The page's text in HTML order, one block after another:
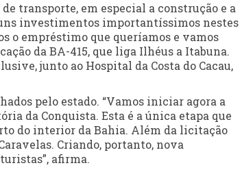
transporte, em especial a construção e a
investimentos importantíssimos nestes
o empréstimo que queríamos e vamos
da BA-415, que liga Ilhéus a Itabuna.
junto ao Hospital da Costa do Cacau,
pelo estado. “Vamos iniciar agora a
da Conquista. Esta é a única etapa que
do interior da Bahia. Além da licitação
Criando, portanto, nova
afirma.